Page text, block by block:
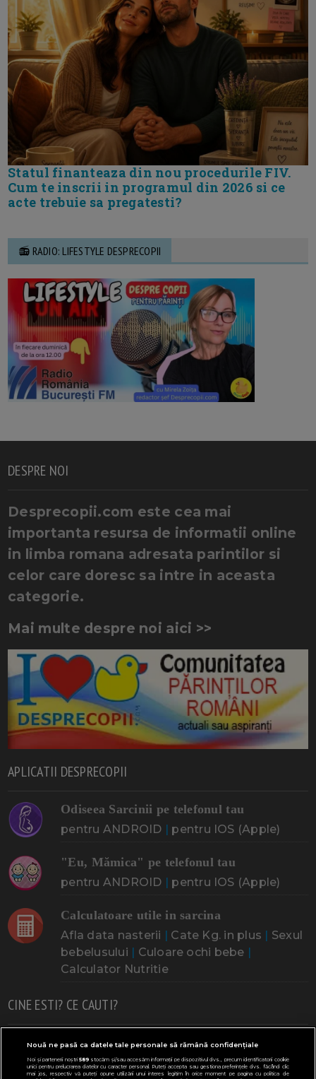
Statul finanteaza din nou procedurile FIV.
Cum te inscrii in programul din 2026 si ce
acte trebuie sa pregatesti?
📻 RADIO: LIFESTYLE DESPRECOPII
DESPRE NOI
Desprecopii.com este cea mai
importanta resursa de informatii online
in limba romana adresata parintilor si
celor care doresc sa intre in aceasta
categorie.
Mai multe despre noi aici >>
APLICATII DESPRECOPII
Odiseea Sarcinii pe telefonul tau
pentru ANDROID | pentru IOS (Apple)
"Eu, Mămica" pe telefonul tau
pentru ANDROID | pentru IOS (Apple)
Calculatoare utile in sarcina
Afla data nasterii | Cate Kg. in plus | Sexul
bebelusului | Culoare ochi bebe |
Calculator Nutritie
CINE ESTI? CE CAUTI?
Doresc un copil Adoptia Probleme cu sarcina
Urmeaza sa nasc Probleme alaptare Bebe plange
Nouă ne pasă ca datele tale personale să rămână confidențiale
Noi și partenerii noștri589stocăm și/sau accesăm informații pe dispozitivul dvs., precum identificatorii cookie
unici pentru prelucrarea datelor cu caracter personal. Puteți accepta sau gestiona preferințele dvs. făcând clic
mai jos, respectiv vă puteți opune utilizării unui interes legitim în orice moment pe pagina cu politica de